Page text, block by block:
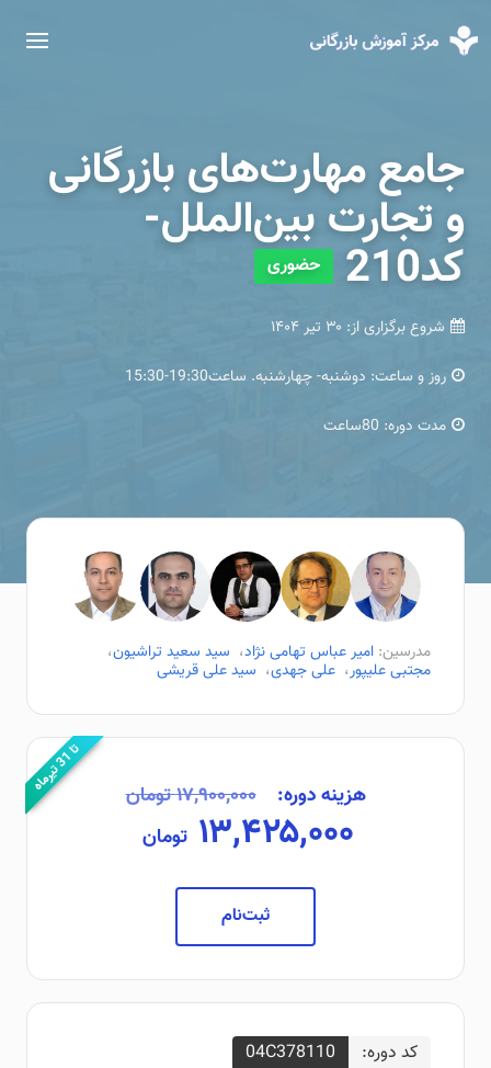
جامع مهارت‌های بازرگانی
و تجارت بین‌الملل-
کد210 حضوری
شروع برگزاری از: ۳۰ تیر ۱۴۰۴
روز و ساعت: دوشنبه- چهارشنبه. ساعت19:30-15:30
مدت دوره: 80ساعت
مدرسین: امیر عباس تهامی نژاد، سید سعید تراشیون،
مجتبی علیپور، علی جهدی، سید علی قریشی
ت
ا
31ت
ی
ر
م
ا
ه
هزینه دوره: ۱۷,۹۰۰,۰۰۰ تومان
۱۳,۴۲۵,۰۰۰ تومان
ثبت‌نام
کد دوره: 04C378110